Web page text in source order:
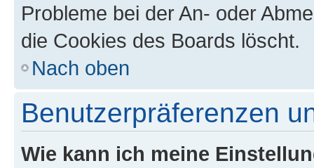
Probleme bei der An- oder
die Cookies des Boards löscht.
Nach oben
Benutzerpräferenzen
Wie kann ich meine